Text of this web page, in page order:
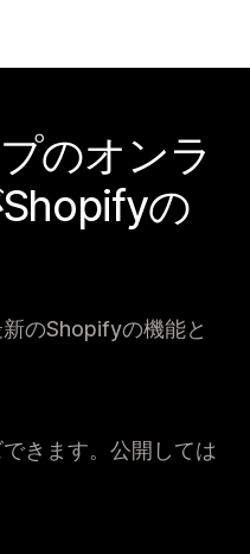
のオンラ
の
のShopifyの機能と
きます。公開しては